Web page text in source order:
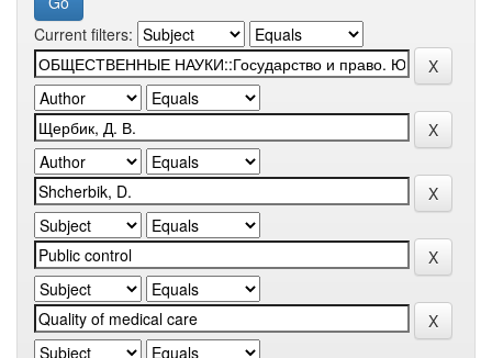
Current filters: